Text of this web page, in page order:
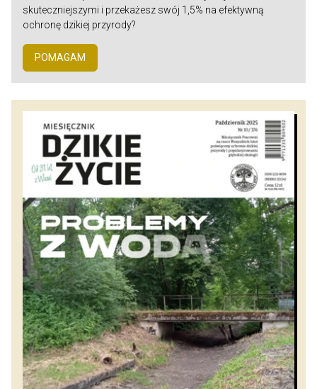
skuteczniejszymi i przekażesz swój 1,5% na efektywną
ochronę dzikiej przyrody?
POMAGAM